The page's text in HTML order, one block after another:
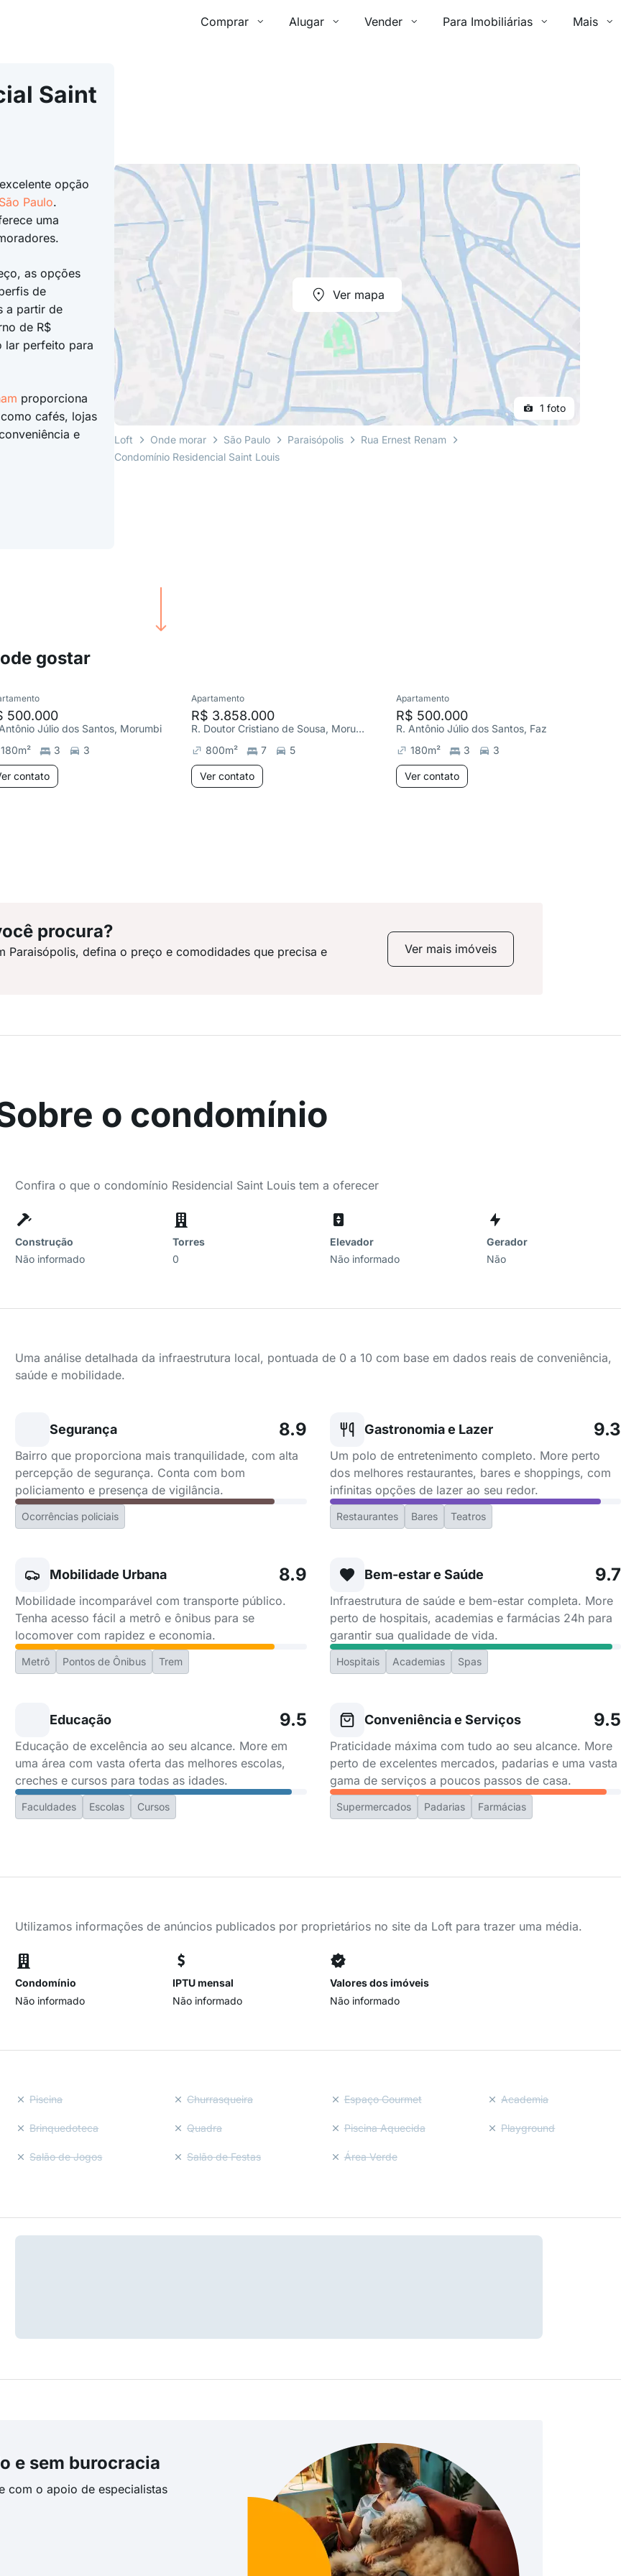
Comprar Alugar Vender Para Imobiliárias Mais
Saint
opção
São Paulo.
uma
as opções
de
a partir de
de R$
lar perfeito para
proporciona
cafés, lojas
e
Ver mapa
1 foto
Loft Onde morar São Paulo Paraisópolis
Rua Ernest Renam
Condomínio Residencial Saint Louis
gostar
500.000
Júlio dos Santos, Morumbi
180m² 3 3
contato
Apartamento
R$ 3.858.000
R. Doutor Cristiano de Sousa, Morumbi
800m² 7 5
Ver contato
Apartamento
R$ 500.000
180m² 3 3
Ver contato
procura?
Paraisópolis, defina o preço e comodidades que precisa e
Ver mais imóveis
o condomínio
Confira o que o condomínio Residencial Saint Louis tem a oferecer
Construção
Não informado
Torres
0
Elevador
Não informado
Gerador
Não
Uma análise detalhada da infraestrutura local, pontuada de 0 a 10 com base em dados reais de conveniência,
saúde e mobilidade.
Segurança 8.9
Bairro que proporciona mais tranquilidade, com alta
percepção de segurança. Conta com bom
policiamento e presença de vigilância.
Ocorrências policiais
Gastronomia e Lazer 9.3
Um polo de entretenimento completo. More perto
dos melhores restaurantes, bares e shoppings, com
infinitas opções de lazer ao seu redor.
Restaurantes Bares Teatros
Mobilidade Urbana 8.9
Mobilidade incomparável com transporte público.
Tenha acesso fácil a metrô e ônibus para se
locomover com rapidez e economia.
Metrô Pontos de Ônibus Trem
Bem-estar e Saúde 9.7
Infraestrutura de saúde e bem-estar completa. More
perto de hospitais, academias e farmácias 24h para
garantir sua qualidade de vida.
Hospitais Academias Spas
Educação 9.5
Educação de excelência ao seu alcance. More em
uma área com vasta oferta das melhores escolas,
creches e cursos para todas as idades.
Faculdades Escolas Cursos
Conveniência e Serviços 9.5
Praticidade máxima com tudo ao seu alcance. More
perto de excelentes mercados, padarias e uma vasta
gama de serviços a poucos passos de casa.
Supermercados Padarias Farmácias
Utilizamos informações de anúncios publicados por proprietários no site da Loft para trazer uma média.
Condomínio
Não informado
IPTU mensal
Não informado
Valores dos imóveis
Não informado
Piscina Churrasqueira Espaço Gourmet Academia
Brinquedoteca Quadra Piscina Aquecida Playground
Salão de Jogos Salão de Festas Área Verde
e sem burocracia
com o apoio de especialistas